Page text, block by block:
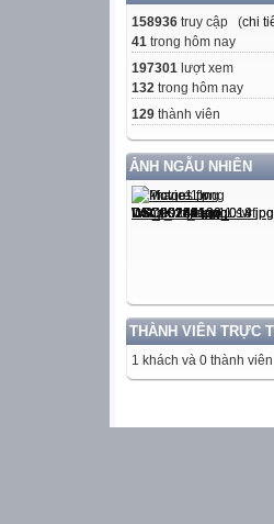
158936 truy cập (chi
41 trong hôm nay
197301 lượt xem
132 trong hôm nay
129 thành viên
ẢNH NGẪU NHIÊN
THÀNH VIÊN TRỰC
1 khách và 0 thành viên